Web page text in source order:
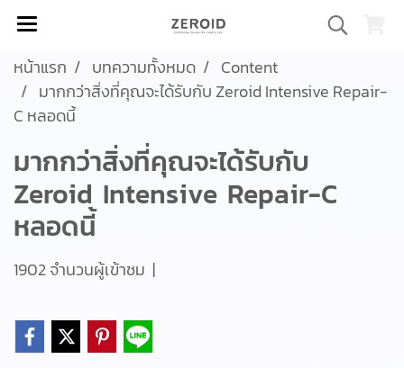
หน้าแรก บทความทั้งหมด
Content
มากกว่าสิ่งที่คุณจะได้รับกับ Zeroid Intensive Repair-
C หลอดนี้
มากกว่าสิ่งที่คุณจะได้รับกับ
Zeroid Intensive Repair-C
หลอดนี้
1902 จำนวนผู้เข้าชม |